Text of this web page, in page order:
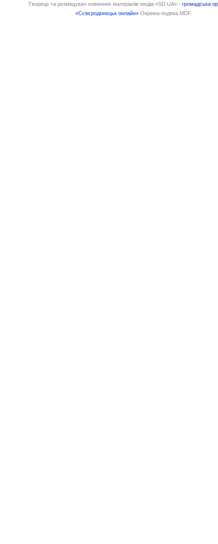
Творець та розміщувач новинних матеріалів медіа «SD.UA» -громадська
«Сєвєродонецьк онлайн» Окрема подяка MDF.